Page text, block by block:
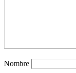
Nombre